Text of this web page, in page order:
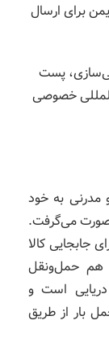
برای ارسال
پست
خصوصی
مدرنی به خود
صورت می‌گرفت.
جابجایی کالا
هم حمل‌ونقل
است و
بار از طریق